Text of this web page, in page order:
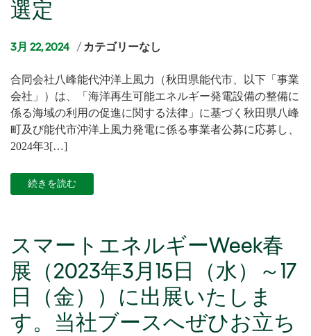
選定
3月 22, 2024
カ
ゴ
リ
ー
カテゴリーなし
合同会社八峰能代沖洋上風力（秋田県能代市、以下「事業
会社」）は、「海洋再生可能エネルギー発電設備の整備に
係る海域の利用の促進に関する法律」に基づく秋田県八峰
町及び能代市沖洋上風力発電に係る事業者公募に応募し、
2024年3[…]
続きを読む
スマートエネルギーWeek春
展（2023年3月15日（水）～17
日（金））に出展いたしま
す。当社ブースへぜひお立ち